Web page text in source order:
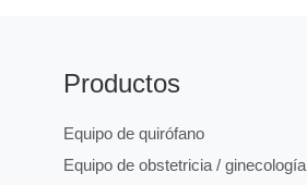
Productos
Equipo de quirófano
Equipo de obstetricia / ginecología